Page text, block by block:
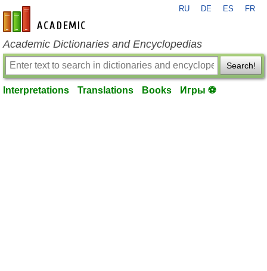
en-academic.com
RU DE ES FR
Academic Dictionaries and Encyclopedias
Search!
Interpretations Translations Books Игры ⚽